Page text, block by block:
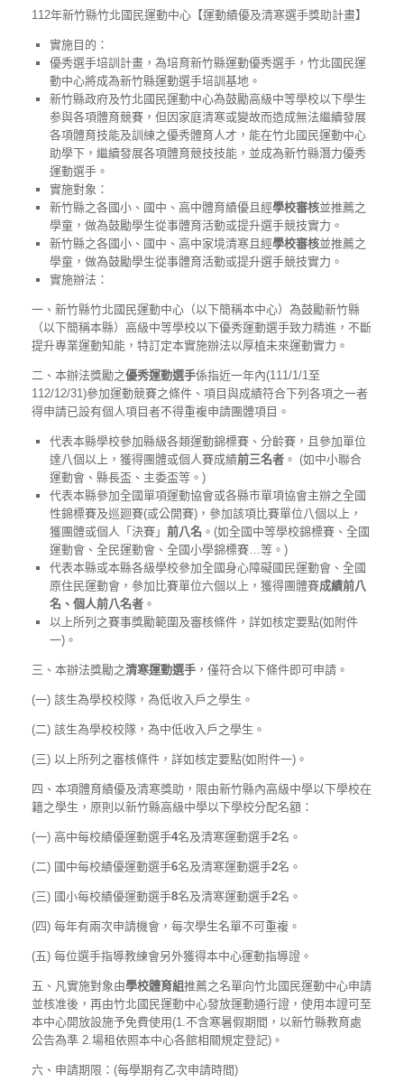
112年新竹縣竹北國民運動中心【運動績優及清寒選手獎助計畫】
實施目的：
優秀選手培訓計畫，為培育新竹縣運動優秀選手，竹北國民運
動中心將成為新竹縣運動選手培訓基地。
新竹縣政府及竹北國民運動中心為鼓勵高級中等學校以下學生
参與各項體育競賽，但因家庭清寒或變故而造成無法繼續發展
各項體育技能及訓練之優秀體育人才，能在竹北國民運動中心
助學下，繼續發展各項體育競技技能，並成為新竹縣潛力優秀
運動選手。
實施對象：
新竹縣之各國小、國中、高中體育績優且經學校審核並推薦之
學童，做為鼓勵學生從事體育活動或提升選手競技實力。
新竹縣之各國小、國中、高中家境清寒且經學校審核並推薦之
學童，做為鼓勵學生從事體育活動或提升選手競技實力。
實施辦法：
一、新竹縣竹北國民運動中心（以下簡稱本中心）為鼓勵新竹縣
（以下簡稱本縣）高級中等學校以下優秀運動選手致力精進，不斷
提升專業運動知能，特訂定本實施辦法以厚植未來運動實力。
二、本辦法獎勵之優秀運動選手係指近一年內(111/1/1至
112/12/31)參加運動競賽之條件、項目與成績符合下列各項之一者
得申請已設有個人項目者不得重複申請團體項目。
代表本縣學校參加縣級各類運動錦標賽、分齡賽，且參加單位
達八個以上，獲得團體或個人賽成績前三名者。 (如中小聯合
運動會、縣長盃、主委盃等。)
代表本縣參加全國單項運動協會或各縣市單項協會主辦之全國
性錦標賽及巡廻賽(或公開賽)，參加該項比賽單位八個以上，
獲團體或個人「決賽」 前八名 。(如全國中等學校錦標賽、全國
運動會、全民運動會、全國小學錦標賽…等。)
代表本縣或本縣各級學校參加全國身心障礙國民運動會、全國
原住民運動會，參加比賽單位六個以上，獲得團體賽成績前八
名、個人前八名者。
以上所列之賽事獎勵範圍及審核條件，詳如核定要點(如附件
一)。
三、本辦法獎勵之清寒運動選手 ，僅符合以下條件即可申請。
(一) 該生為學校校隊，為低收入戶之學生。
(二) 該生為學校校隊，為中低收入戶之學生。
(三) 以上所列之審核條件，詳如核定要點(如附件一)。
四、本項體育績優及清寒獎助，限由新竹縣內高級中學以下學校在
籍之學生，原則以新竹縣高級中學以下學校分配名額：
(一) 高中每校績優運動選手4名及清寒運動選手2名。
(二) 國中每校績優運動選手6名及清寒運動選手2名。
(三) 國小每校績優運動選手8名及清寒運動選手2名。
(四) 每年有兩次申請機會，每次學生名單不可重複。
(五) 每位選手指導教練會另外獲得本中心運動指導證。
五、凡實施對象由學校體育組推薦之名單向竹北國民運動中心申請
並核准後，再由竹北國民運動中心發放運動通行證，使用本證可至
本中心開放設施予免費使用(1.不含寒暑假期間，以新竹縣教育處
公告為準 2.場租依照本中心各館相關規定登記)。
六、申請期限：(每學期有乙次申請時間)